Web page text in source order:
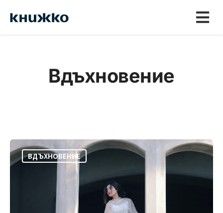
Вдъхновение
ВДЪХНОВЕНИЕ